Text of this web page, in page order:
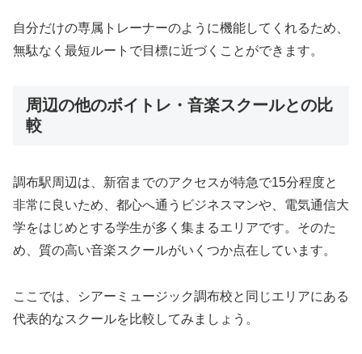
自分だけの専属トレーナーのように機能してくれるため、
無駄なく最短ルートで目標に近づくことができます。
周辺の他のボイトレ・音楽スクールとの比
較
調布駅周辺は、新宿までのアクセスが特急で15分程度と
非常に良いため、都心へ通うビジネスマンや、電気通信大
学をはじめとする学生が多く集まるエリアです。そのた
め、質の高い音楽スクールがいくつか点在しています。
ここでは、シアーミュージック調布校と同じエリアにある
代表的なスクールを比較してみましょう。